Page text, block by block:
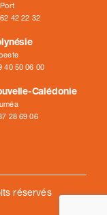
42 22 32
40 50 06 00
Calédonie
28 69 06
réservés